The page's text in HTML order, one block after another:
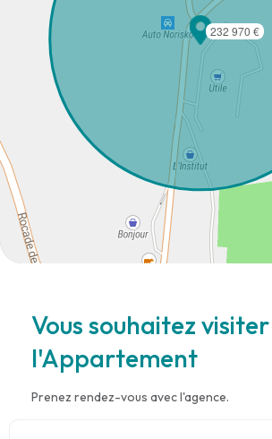
232 970 €
Vous souhaitez visiter
l'Appartement
Prenez rendez-vous avec l'agence.